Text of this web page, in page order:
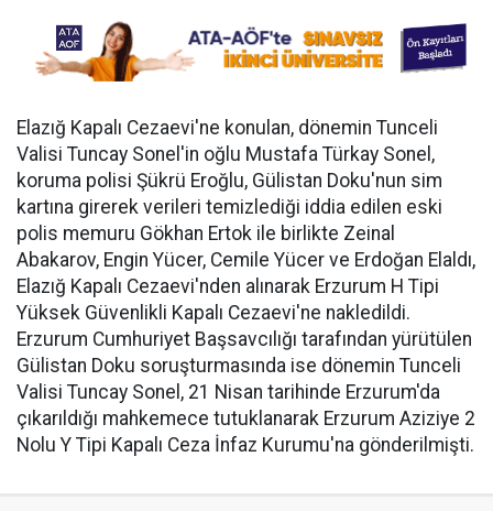
Elazığ Kapalı Cezaevi'ne konulan, dönemin Tunceli
Valisi Tuncay Sonel'in oğlu Mustafa Türkay Sonel,
koruma polisi Şükrü Eroğlu, Gülistan Doku'nun sim
kartına girerek verileri temizlediği iddia edilen eski
polis memuru Gökhan Ertok ile birlikte Zeinal
Abakarov, Engin Yücer, Cemile Yücer ve Erdoğan Elaldı,
Elazığ Kapalı Cezaevi'nden alınarak Erzurum H Tipi
Yüksek Güvenlikli Kapalı Cezaevi'ne nakledildi.
Erzurum Cumhuriyet Başsavcılığı tarafından yürütülen
Gülistan Doku soruşturmasında ise dönemin Tunceli
Valisi Tuncay Sonel, 21 Nisan tarihinde Erzurum'da
çıkarıldığı mahkemece tutuklanarak Erzurum Aziziye 2
Nolu Y Tipi Kapalı Ceza İnfaz Kurumu'na gönderilmişti.